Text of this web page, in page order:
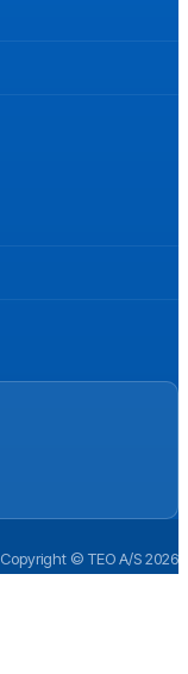
Copyright © TEO A/S 2026